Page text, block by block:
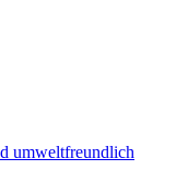
umweltfreundlich